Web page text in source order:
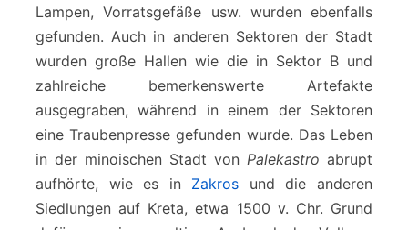
Lampen, Vorratsgefäße usw. wurden ebenfalls
gefunden. Auch in anderen Sektoren der Stadt
wurden große Hallen wie die in Sektor B und
zahlreiche bemerkenswerte Artefakte
ausgegraben, während in einem der Sektoren
eine Traubenpresse gefunden wurde. Das Leben
in der minoischen Stadt von Palekastro abrupt
aufhörte, wie es in Zakros und die anderen
Siedlungen auf Kreta, etwa 1500 v. Chr. Grund